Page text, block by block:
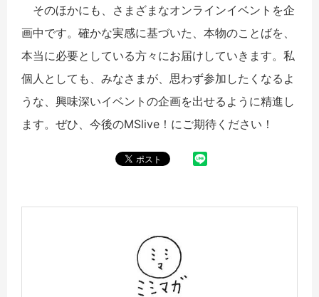
そのほかにも、さまざまなオンラインイベントを企
画中です。確かな実感に基づいた、本物のことばを、
本当に必要としている方々にお届けしていきます。私
個人としても、みなさまが、思わず参加したくなるよ
うな、興味深いイベントの企画を出せるように精進し
ます。ぜひ、今後のMSlive！にご期待ください！